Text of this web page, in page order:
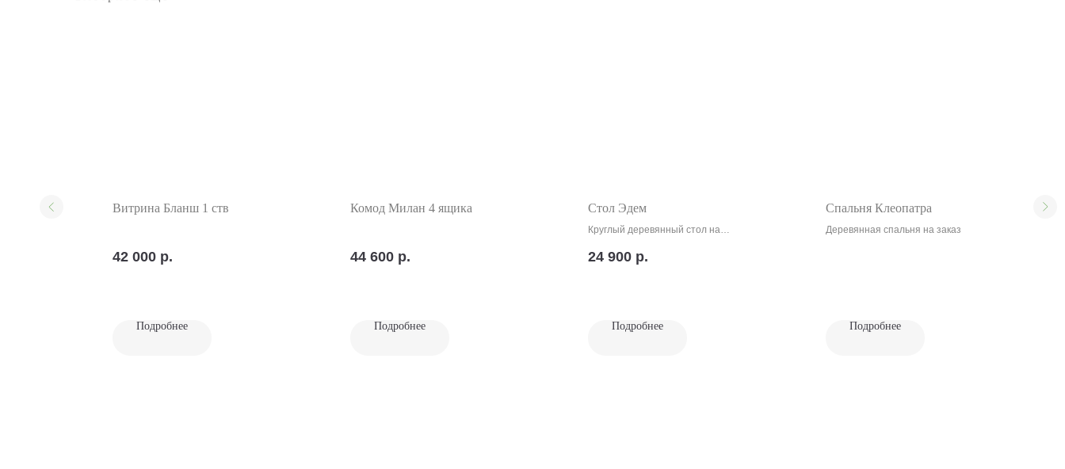
Витрина Бланш 1 ств
42 000 р.
Подробнее
Комод Милан 4 ящика
44 600 р.
Подробнее
Стол Эдем
Круглый деревянный стол на
механизмом
24 900 р.
Подробнее
Спальня Клеопатра
Деревянная спальня на заказ
Подробнее